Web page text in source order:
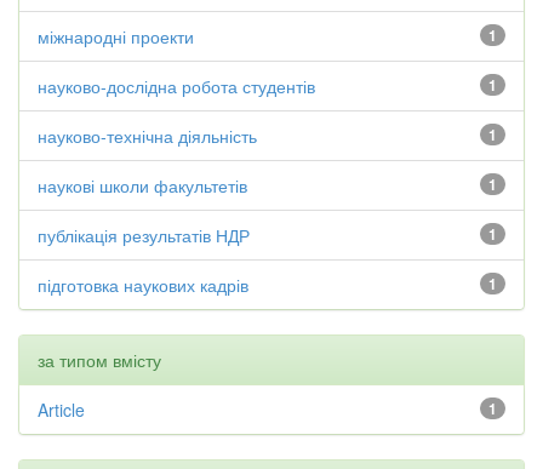
1
міжнародні проекти
1
науково-дослідна робота студентів
1
науково-технічна діяльність
1
наукові школи факультетів
1
публікація результатів НДР
1
підготовка наукових кадрів
за типом вмісту
1
Article